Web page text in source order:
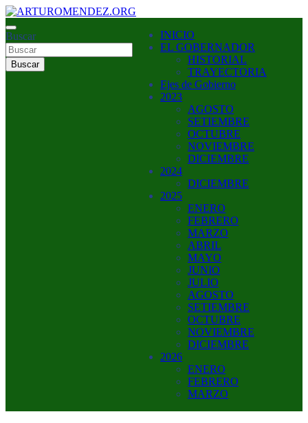
Saltar
al
contenido
ARTUROMENDEZ.ORG
ARTURO MENDEZ GOBERNADOR 2023
Buscar
Buscar
INICIO
EL GOBERNADOR
HISTORIAL
TRAYECTORIA
Ejes de Gobierno
2023
AGOSTO
SETIEMBRE
OCTUBRE
NOVIEMBRE
DICIEMBRE
2024
DICIEMBRE
2025
ENERO
FEBRERO
MARZO
ABRIL
MAYO
JUNIO
JULIO
AGOSTO
SETIEMBRE
OCTUBRE
NOVIEMBRE
DICIEMBRE
2026
ENERO
FEBRERO
MARZO